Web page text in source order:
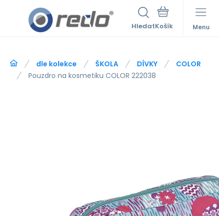
Hledat Menu
dle kolekce ŠKOLA DÍVKY
COLOR
Pouzdro na kosmetiku COLOR 222038